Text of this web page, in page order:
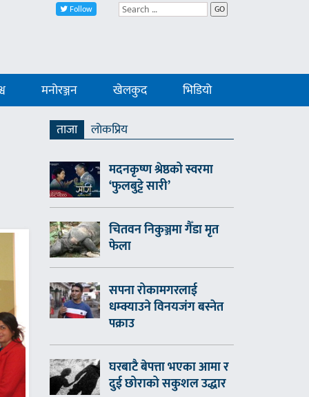
Follow GO
मनोरञ्जन खेलकुद भिडियो
ताजा
लाेकप्रिय
मदनकृष्ण श्रेष्ठको स्वरमा
‘फुलबुट्टे सारी’
चितवन निकुञ्जमा गैँडा मृत
फेला
सपना रोकामगरलाई
धम्क्याउने विनयजंग बस्नेत
पक्राउ
घरबाटै बेपत्ता भएका आमा र
दुई छोराको सकुशल उद्धार